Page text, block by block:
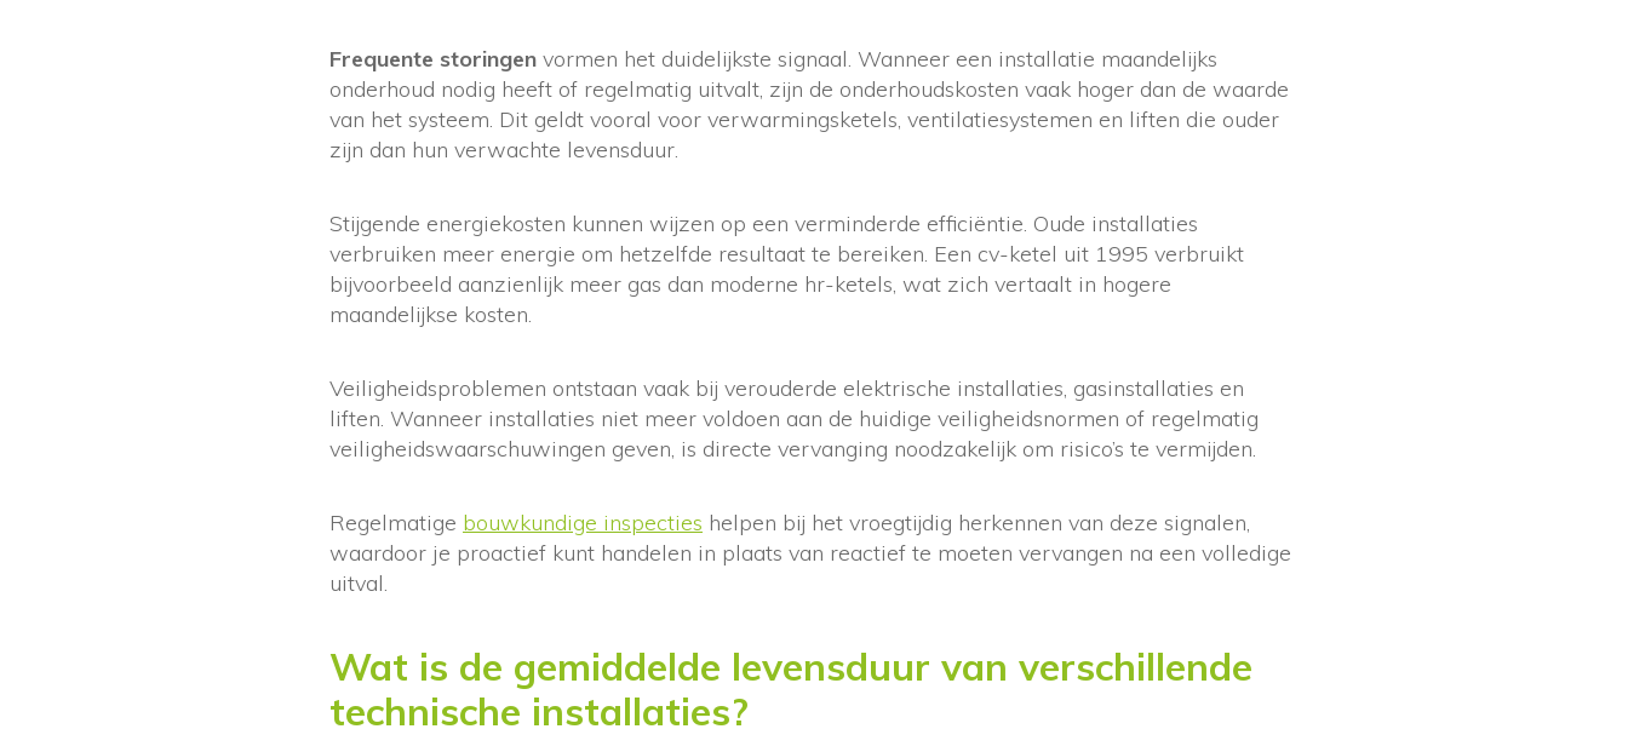
Frequente storingen vormen het duidelijkste signaal. Wanneer een installatie maandelijks
onderhoud nodig heeft of regelmatig uitvalt, zijn de onderhoudskosten vaak hoger dan de waarde
van het systeem. Dit geldt vooral voor verwarmingsketels, ventilatiesystemen en liften die ouder
zijn dan hun verwachte levensduur.
Stijgende energiekosten kunnen wijzen op een verminderde efficiëntie. Oude installaties
verbruiken meer energie om hetzelfde resultaat te bereiken. Een cv-ketel uit 1995 verbruikt
bijvoorbeeld aanzienlijk meer gas dan moderne hr-ketels, wat zich vertaalt in hogere
maandelijkse kosten.
Veiligheidsproblemen ontstaan vaak bij verouderde elektrische installaties, gasinstallaties en
liften. Wanneer installaties niet meer voldoen aan de huidige veiligheidsnormen of regelmatig
veiligheidswaarschuwingen geven, is directe vervanging noodzakelijk om risico’s te vermijden.
Regelmatige bouwkundige inspecties helpen bij het vroegtijdig herkennen van deze signalen,
waardoor je proactief kunt handelen in plaats van reactief te moeten vervangen na een volledige
uitval.
Wat is de gemiddelde levensduur van verschillende
technische installaties?